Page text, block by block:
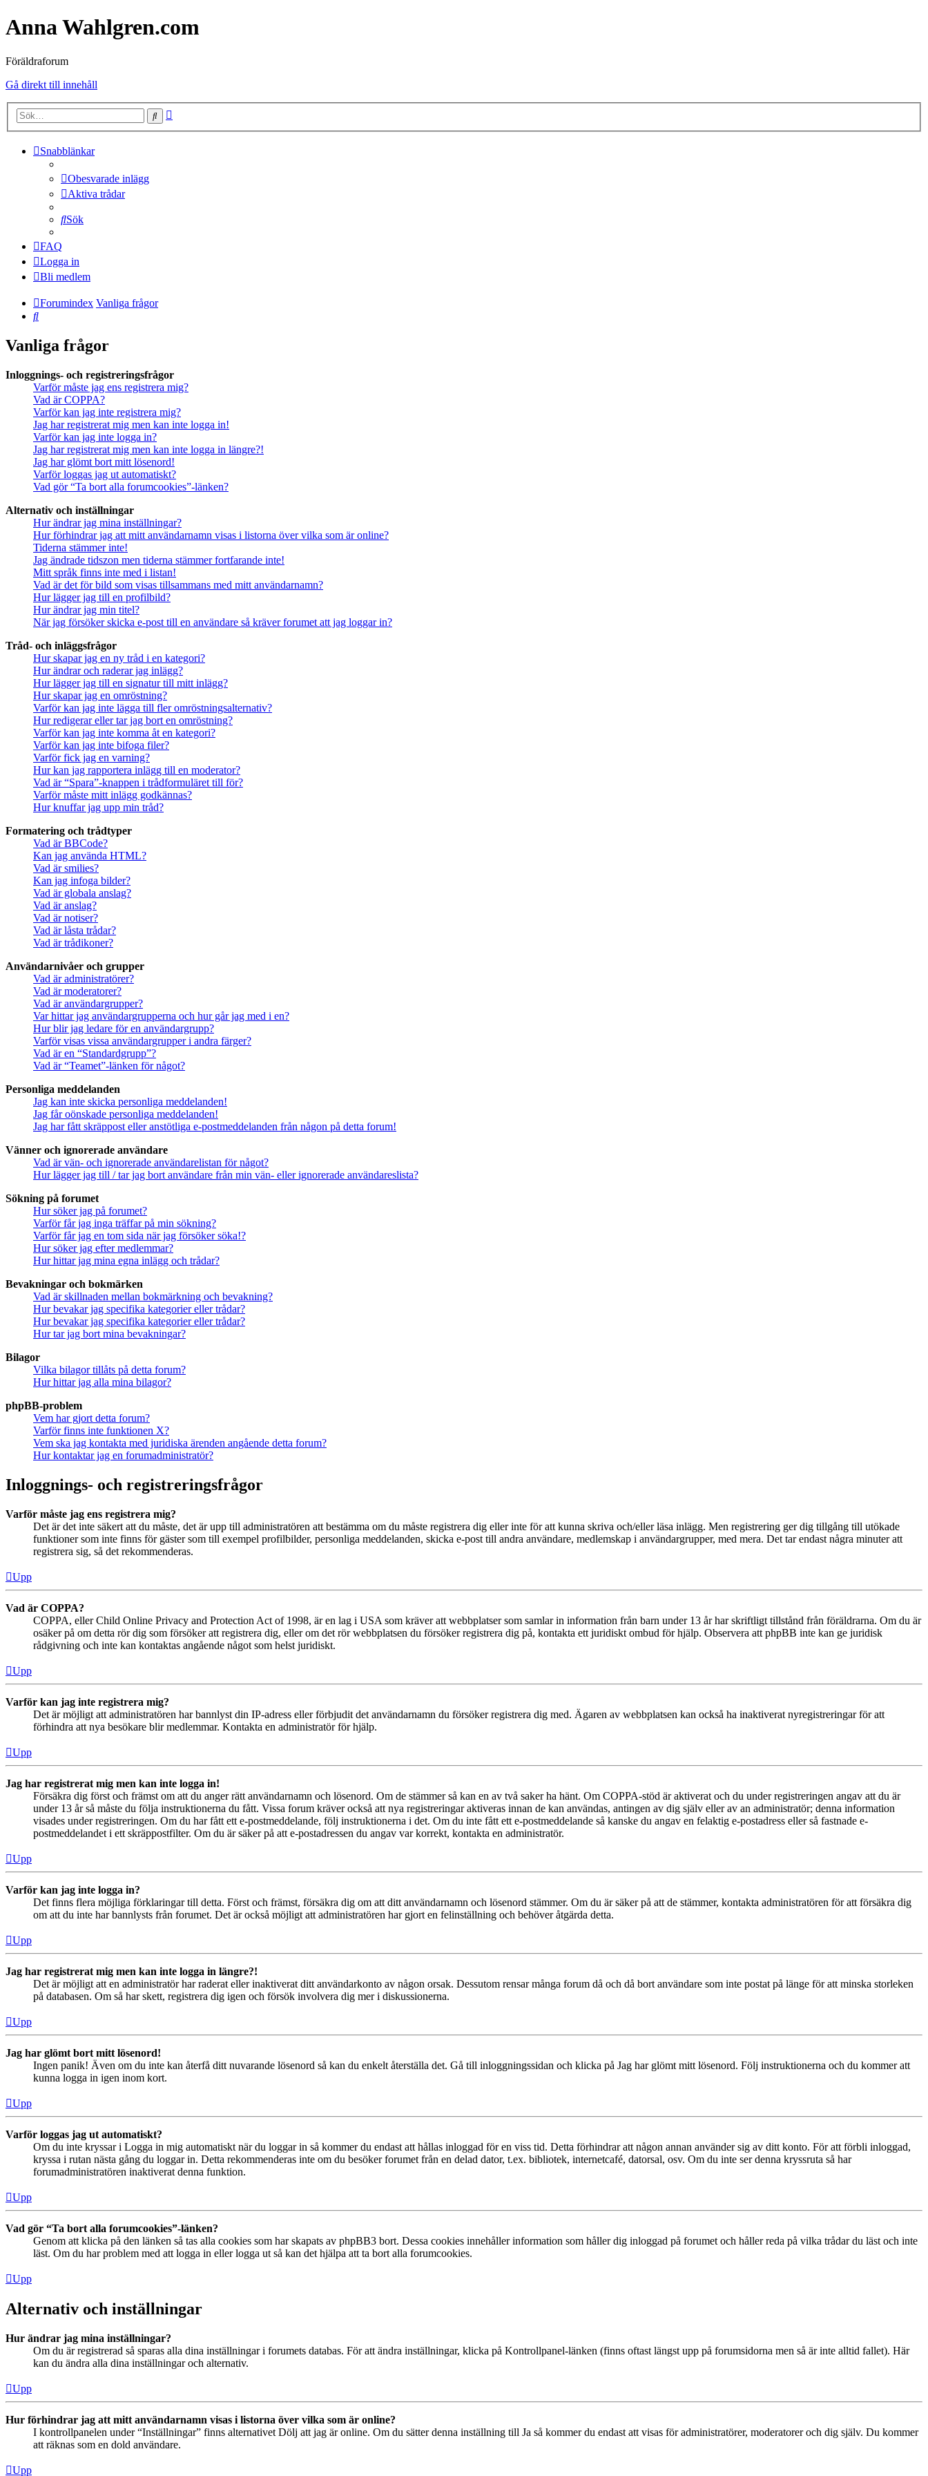
Anna Wahlgren.com
Föräldraforum
Gå direkt till innehåll
Sök
Snabblänkar
Obesvarade inlägg
Aktiva trådar
Sök
FAQ
Logga in
Bli medlem
Forumindex Vanliga frågor
Sök
Vanliga frågor
Inloggnings- och registreringsfrågor
Varför måste jag ens registrera mig?
Vad är COPPA?
Varför kan jag inte registrera mig?
Jag har registrerat mig men kan inte logga in!
Varför kan jag inte logga in?
Jag har registrerat mig men kan inte logga in längre?!
Jag har glömt bort mitt lösenord!
Varför loggas jag ut automatiskt?
Vad gör “Ta bort alla forumcookies”-länken?
Alternativ och inställningar
Hur ändrar jag mina inställningar?
Hur förhindrar jag att mitt användarnamn visas i listorna över vilka som är online?
Tiderna stämmer inte!
Jag ändrade tidszon men tiderna stämmer fortfarande inte!
Mitt språk finns inte med i listan!
Vad är det för bild som visas tillsammans med mitt användarnamn?
Hur lägger jag till en profilbild?
Hur ändrar jag min titel?
När jag försöker skicka e-post till en användare så kräver forumet att jag loggar in?
Tråd- och inläggsfrågor
Hur skapar jag en ny tråd i en kategori?
Hur ändrar och raderar jag inlägg?
Hur lägger jag till en signatur till mitt inlägg?
Hur skapar jag en omröstning?
Varför kan jag inte lägga till fler omröstningsalternativ?
Hur redigerar eller tar jag bort en omröstning?
Varför kan jag inte komma åt en kategori?
Varför kan jag inte bifoga filer?
Varför fick jag en varning?
Hur kan jag rapportera inlägg till en moderator?
Vad är “Spara”-knappen i trådformuläret till för?
Varför måste mitt inlägg godkännas?
Hur knuffar jag upp min tråd?
Formatering och trådtyper
Vad är BBCode?
Kan jag använda HTML?
Vad är smilies?
Kan jag infoga bilder?
Vad är globala anslag?
Vad är anslag?
Vad är notiser?
Vad är låsta trådar?
Vad är trådikoner?
Användarnivåer och grupper
Vad är administratörer?
Vad är moderatorer?
Vad är användargrupper?
Var hittar jag användargrupperna och hur går jag med i en?
Hur blir jag ledare för en användargrupp?
Varför visas vissa användargrupper i andra färger?
Vad är en “Standardgrupp”?
Vad är “Teamet”-länken för något?
Personliga meddelanden
Jag kan inte skicka personliga meddelanden!
Jag får oönskade personliga meddelanden!
Jag har fått skräppost eller anstötliga e-postmeddelanden från någon på detta forum!
Vänner och ignorerade användare
Vad är vän- och ignorerade användarelistan för något?
Hur lägger jag till / tar jag bort användare från min vän- eller ignorerade användareslista?
Sökning på forumet
Hur söker jag på forumet?
Varför får jag inga träffar på min sökning?
Varför får jag en tom sida när jag försöker söka!?
Hur söker jag efter medlemmar?
Hur hittar jag mina egna inlägg och trådar?
Bevakningar och bokmärken
Vad är skillnaden mellan bokmärkning och bevakning?
Hur bevakar jag specifika kategorier eller trådar?
Hur bevakar jag specifika kategorier eller trådar?
Hur tar jag bort mina bevakningar?
Bilagor
Vilka bilagor tillåts på detta forum?
Hur hittar jag alla mina bilagor?
phpBB-problem
Vem har gjort detta forum?
Varför finns inte funktionen X?
Vem ska jag kontakta med juridiska ärenden angående detta forum?
Hur kontaktar jag en forumadministratör?
Inloggnings- och registreringsfrågor
Varför måste jag ens registrera mig?
Det är det inte säkert att du måste, det är upp till administratören att bestämma om du måste registrera dig eller inte för att kunna skriva och/eller läsa inlägg. Men registrering ger dig tillgång till utökade
funktioner som inte finns för gäster som till exempel profilbilder, personliga meddelanden, skicka e-post till andra användare, medlemskap i användargrupper, med mera. Det tar endast några minuter att
registrera sig, så det rekommenderas.
Upp
Vad är COPPA?
COPPA, eller Child Online Privacy and Protection Act of 1998, är en lag i USA som kräver att webbplatser som samlar in information från barn under 13 år har skriftligt tillstånd från föräldrarna. Om du är
osäker på om detta rör dig som försöker att registrera dig, eller om det rör webbplatsen du försöker registrera dig på, kontakta ett juridiskt ombud för hjälp. Observera att phpBB inte kan ge juridisk
rådgivning och inte kan kontaktas angående något som helst juridiskt.
Upp
Varför kan jag inte registrera mig?
Det är möjligt att administratören har bannlyst din IP-adress eller förbjudit det användarnamn du försöker registrera dig med. Ägaren av webbplatsen kan också ha inaktiverat nyregistreringar för att
förhindra att nya besökare blir medlemmar. Kontakta en administratör för hjälp.
Upp
Jag har registrerat mig men kan inte logga in!
Försäkra dig först och främst om att du anger rätt användarnamn och lösenord. Om de stämmer så kan en av två saker ha hänt. Om COPPA-stöd är aktiverat och du under registreringen angav att du är
under 13 år så måste du följa instruktionerna du fått. Vissa forum kräver också att nya registreringar aktiveras innan de kan användas, antingen av dig själv eller av an administratör; denna information
visades under registreringen. Om du har fått ett e-postmeddelande, följ instruktionerna i det. Om du inte fått ett e-postmeddelande så kanske du angav en felaktig e-postadress eller så fastnade e-
postmeddelandet i ett skräppostfilter. Om du är säker på att e-postadressen du angav var korrekt, kontakta en administratör.
Upp
Varför kan jag inte logga in?
Det finns flera möjliga förklaringar till detta. Först och främst, försäkra dig om att ditt användarnamn och lösenord stämmer. Om du är säker på att de stämmer, kontakta administratören för att försäkra dig
om att du inte har bannlysts från forumet. Det är också möjligt att administratören har gjort en felinställning och behöver åtgärda detta.
Upp
Jag har registrerat mig men kan inte logga in längre?!
Det är möjligt att en administratör har raderat eller inaktiverat ditt användarkonto av någon orsak. Dessutom rensar många forum då och då bort användare som inte postat på länge för att minska storleken
på databasen. Om så har skett, registrera dig igen och försök involvera dig mer i diskussionerna.
Upp
Jag har glömt bort mitt lösenord!
Ingen panik! Även om du inte kan återfå ditt nuvarande lösenord så kan du enkelt återställa det. Gå till inloggningssidan och klicka på Jag har glömt mitt lösenord. Följ instruktionerna och du kommer att
kunna logga in igen inom kort.
Upp
Varför loggas jag ut automatiskt?
Om du inte kryssar i Logga in mig automatiskt när du loggar in så kommer du endast att hållas inloggad för en viss tid. Detta förhindrar att någon annan använder sig av ditt konto. För att förbli inloggad,
kryssa i rutan nästa gång du loggar in. Detta rekommenderas inte om du besöker forumet från en delad dator, t.ex. bibliotek, internetcafé, datorsal, osv. Om du inte ser denna kryssruta så har
forumadministratören inaktiverat denna funktion.
Upp
Vad gör “Ta bort alla forumcookies”-länken?
Genom att klicka på den länken så tas alla cookies som har skapats av phpBB3 bort. Dessa cookies innehåller information som håller dig inloggad på forumet och håller reda på vilka trådar du läst och inte
läst. Om du har problem med att logga in eller logga ut så kan det hjälpa att ta bort alla forumcookies.
Upp
Alternativ och inställningar
Hur ändrar jag mina inställningar?
Om du är registrerad så sparas alla dina inställningar i forumets databas. För att ändra inställningar, klicka på Kontrollpanel-länken (finns oftast längst upp på forumsidorna men så är inte alltid fallet). Här
kan du ändra alla dina inställningar och alternativ.
Upp
Hur förhindrar jag att mitt användarnamn visas i listorna över vilka som är online?
I kontrollpanelen under “Inställningar” finns alternativet Dölj att jag är online. Om du sätter denna inställning till Ja så kommer du endast att visas för administratörer, moderatorer och dig själv. Du kommer
att räknas som en dold användare.
Upp